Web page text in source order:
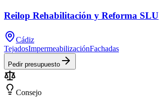
Reilop Rehabilitación y Reforma SLU
Cádiz
TejadosImpermeabilizaciónFachadas
Pedir presupuesto
Consejo